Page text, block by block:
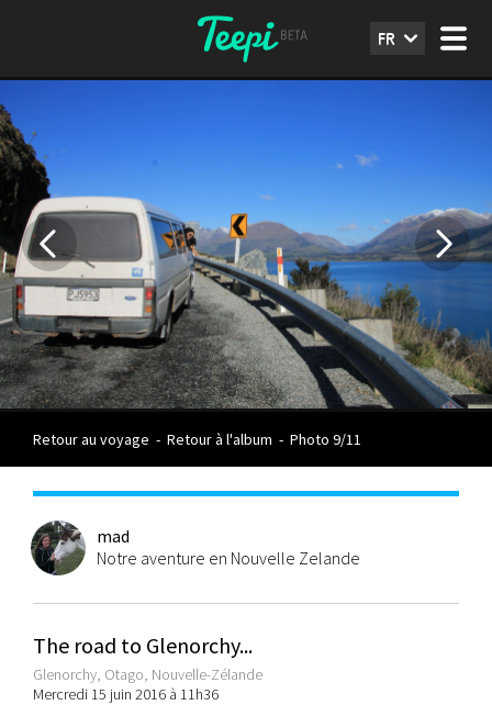
FR
Retour au voyage - Retour à l'album - Photo 9/11
mad
Notre aventure en Nouvelle Zelande
The road to Glenorchy...
Glenorchy, Otago, Nouvelle-Zélande
Mercredi 15 juin 2016 à 11h36